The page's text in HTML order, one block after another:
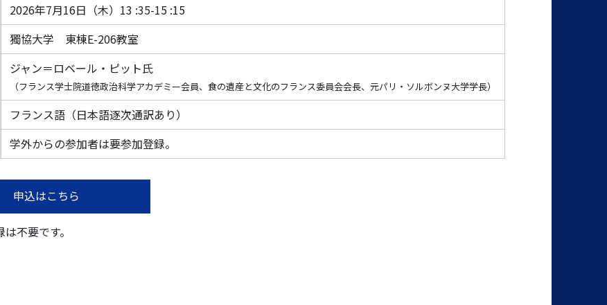
2026年7月16日（木）13 :35-15 :15
獨協大学 東棟E-206教室
ジャン＝ロベール・ピット氏
（フランス学士院道徳政治科学アカデミー会員、食の遺産と文化のフランス委員会会長、元パリ・ソルボンヌ大学学長）
フランス語（日本語逐次通訳あり）
学外からの参加者は要参加登録。
申込はこちら
不要です。